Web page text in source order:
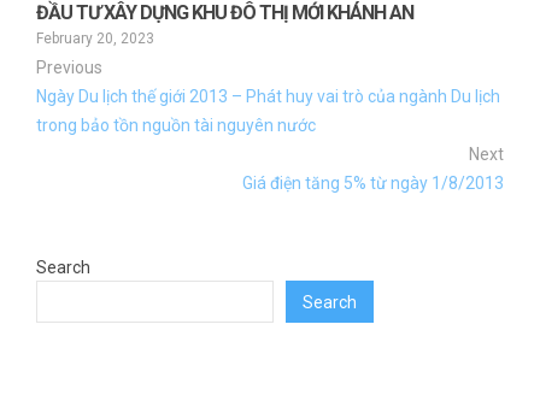
ĐẦU TƯ XÂY DỰNG KHU ĐÔ THỊ MỚI KHÁNH AN
February 20, 2023
Previous
Ngày Du lịch thế giới 2013 – Phát huy vai trò của ngành Du lịch
trong bảo tồn nguồn tài nguyên nước
Next
Giá điện tăng 5% từ ngày 1/8/2013
Search
Search